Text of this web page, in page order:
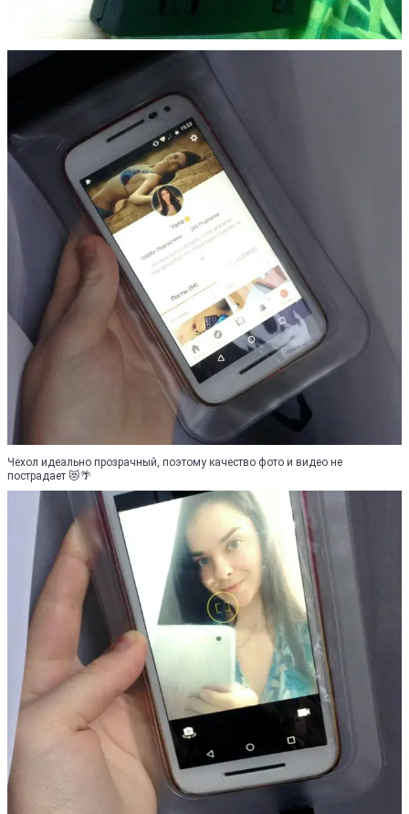
Чехол идеально прозрачный, поэтому качество фото и видео не
пострадает 😻🌴